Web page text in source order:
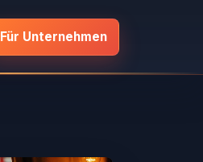
Für Unternehmen